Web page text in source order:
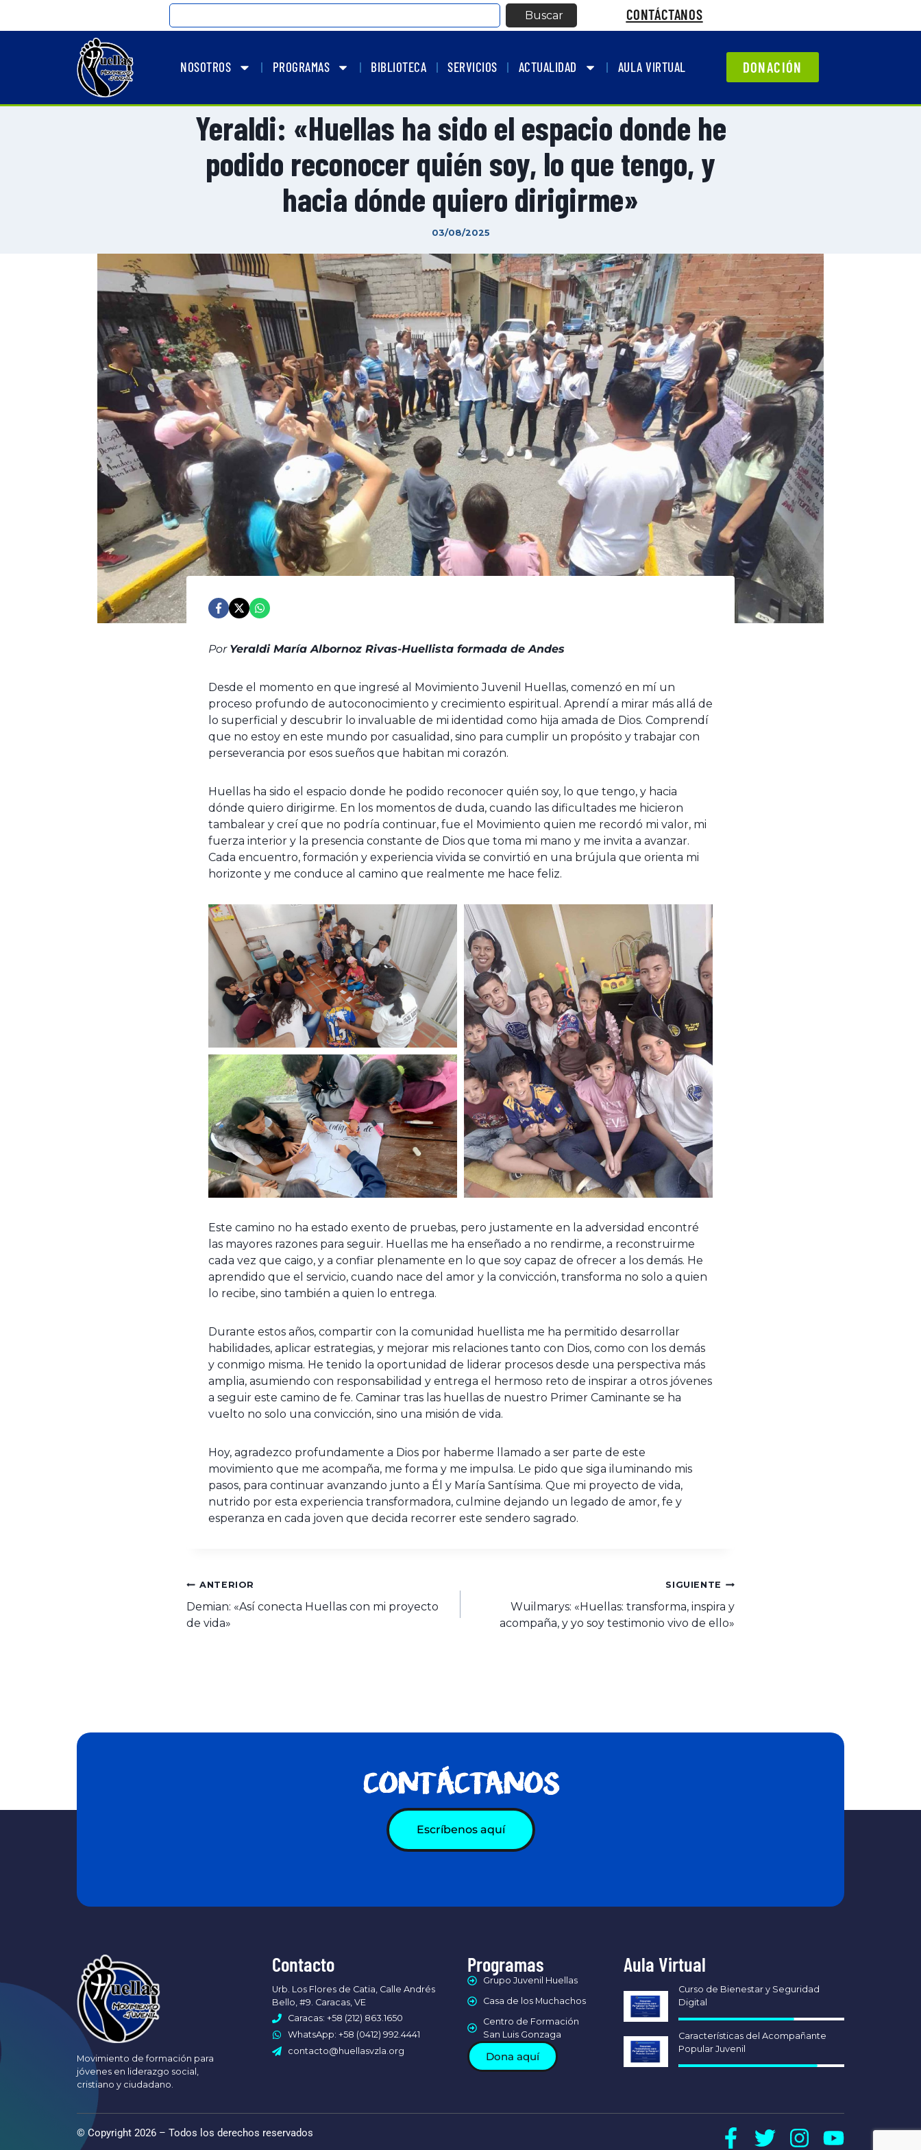
Buscar CONTÁCTANOS
NOSOTROS PROGRAMAS BIBLIOTECA SERVICIOS ACTUALIDAD AULA VIRTUAL DONACIÓN
Yeraldi: «Huellas ha sido el espacio donde he
podido reconocer quién soy, lo que tengo, y
hacia dónde quiero dirigirme»
03/08/2025
Por Yeraldi María Albornoz Rivas-Huellista formada de Andes
Desde el momento en que ingresé al Movimiento Juvenil Huellas, comenzó en mí un
proceso profundo de autoconocimiento y crecimiento espiritual. Aprendí a mirar más allá de
lo superficial y descubrir lo invaluable de mi identidad como hija amada de Dios. Comprendí
que no estoy en este mundo por casualidad, sino para cumplir un propósito y trabajar con
perseverancia por esos sueños que habitan mi corazón.
Huellas ha sido el espacio donde he podido reconocer quién soy, lo que tengo, y hacia
dónde quiero dirigirme. En los momentos de duda, cuando las dificultades me hicieron
tambalear y creí que no podría continuar, fue el Movimiento quien me recordó mi valor, mi
fuerza interior y la presencia constante de Dios que toma mi mano y me invita a avanzar.
Cada encuentro, formación y experiencia vivida se convirtió en una brújula que orienta mi
horizonte y me conduce al camino que realmente me hace feliz.
Este camino no ha estado exento de pruebas, pero justamente en la adversidad encontré
las mayores razones para seguir. Huellas me ha enseñado a no rendirme, a reconstruirme
cada vez que caigo, y a confiar plenamente en lo que soy capaz de ofrecer a los demás. He
aprendido que el servicio, cuando nace del amor y la convicción, transforma no solo a quien
lo recibe, sino también a quien lo entrega.
Durante estos años, compartir con la comunidad huellista me ha permitido desarrollar
habilidades, aplicar estrategias, y mejorar mis relaciones tanto con Dios, como con los demás
y conmigo misma. He tenido la oportunidad de liderar procesos desde una perspectiva más
amplia, asumiendo con responsabilidad y entrega el hermoso reto de inspirar a otros jóvenes
a seguir este camino de fe. Caminar tras las huellas de nuestro Primer Caminante se ha
vuelto no solo una convicción, sino una misión de vida.
Hoy, agradezco profundamente a Dios por haberme llamado a ser parte de este
movimiento que me acompaña, me forma y me impulsa. Le pido que siga iluminando mis
pasos, para continuar avanzando junto a Él y María Santísima. Que mi proyecto de vida,
nutrido por esta experiencia transformadora, culmine dejando un legado de amor, fe y
esperanza en cada joven que decida recorrer este sendero sagrado.
ANTERIOR
Demian: «Así conecta Huellas con mi proyecto
de vida»
SIGUIENTE
Wuilmarys: «Huellas: transforma, inspira y
acompaña, y yo soy testimonio vivo de ello»
CONTÁCTANOS
Escríbenos aquí
Movimiento de formación para
jóvenes en liderazgo social,
cristiano y ciudadano.
Contacto
Urb. Los Flores de Catia, Calle Andrés
Bello, #9. Caracas, VE
Caracas: +58 (212) 863.1650
WhatsApp: +58 (0412) 992.4441
contacto@huellasvzla.org
Programas
Grupo Juvenil Huellas
Casa de los Muchachos
Centro de Formación
San Luis Gonzaga
Dona aquí
Aula Virtual
Curso de Bienestar y Seguridad
Digital
Características del Acompañante
Popular Juvenil
© Copyright 2026 – Todos los derechos reservados